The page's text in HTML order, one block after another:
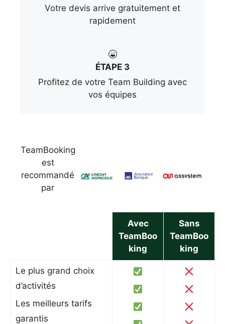
Votre devis arrive gratuitement et
rapidement
ÉTAPE 3
Profitez de votre Team Building avec
vos équipes
TeamBooking
est
recommandé
par
Avec
TeamBoo
king
Sans
TeamBoo
king
Le plus grand choix
d’activités
Les meilleurs tarifs
garantis